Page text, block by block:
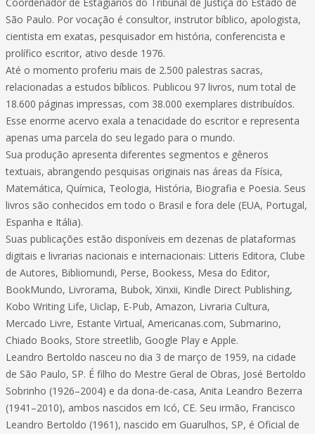
São Paulo. Por vocação é consultor, instrutor bíblico, apologista,
cientista em exatas, pesquisador em história, conferencista e
prolífico escritor, ativo desde 1976.
Até o momento proferiu mais de 2.500 palestras sacras,
relacionadas a estudos bíblicos. Publicou 97 livros, num total de
18.600 páginas impressas, com 38.000 exemplares distribuídos.
Esse enorme acervo exala a tenacidade do escritor e representa
apenas uma parcela do seu legado para o mundo.
Sua produção apresenta diferentes segmentos e gêneros
textuais, abrangendo pesquisas originais nas áreas da Física,
Matemática, Química, Teologia, História, Biografia e Poesia. Seus
livros são conhecidos em todo o Brasil e fora dele (EUA, Portugal,
Espanha e Itália).
Suas publicações estão disponíveis em dezenas de plataformas
digitais e livrarias nacionais e internacionais: Litteris Editora, Clube
de Autores, Bibliomundi, Perse, Bookess, Mesa do Editor,
BookMundo, Livrorama, Bubok, Xinxii, Kindle Direct Publishing,
Kobo Writing Life, Uiclap, E-Pub, Amazon, Livraria Cultura,
Mercado Livre, Estante Virtual, Americanas.com, Submarino,
Chiado Books, Store streetlib, Google Play e Apple.
Leandro Bertoldo nasceu no dia 3 de março de 1959, na cidade
de São Paulo, SP. É filho do Mestre Geral de Obras, José Bertoldo
Sobrinho (1926–2004) e da dona-de-casa, Anita Leandro Bezerra
(1941–2010), ambos nascidos em Icó, CE. Seu irmão, Francisco
Leandro Bertoldo (1961), nascido em Guarulhos, SP, é Oficial de